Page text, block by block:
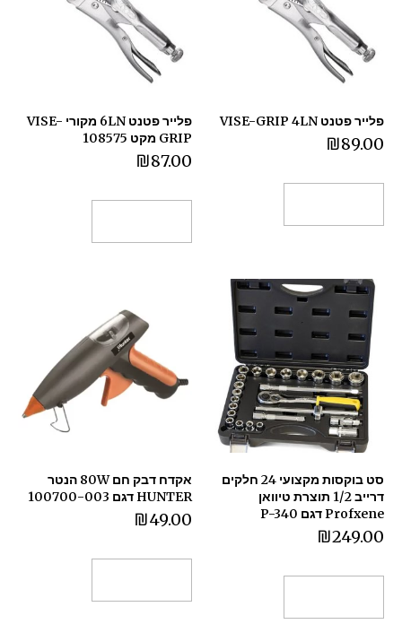
פלייר פטנט VISE-GRIP 4LN
₪89.00
פלייר פטנט 6LN מקורי VISE-
GRIP מקט 108575
₪87.00
סט בוקסות מקצועי 24 חלקים
דרייב 1/2 תוצרת טיוואן
Profxene דגם P-340
₪249.00
אקדח דבק חם 80W הנטר
HUNTER דגם 100700-003
₪49.00